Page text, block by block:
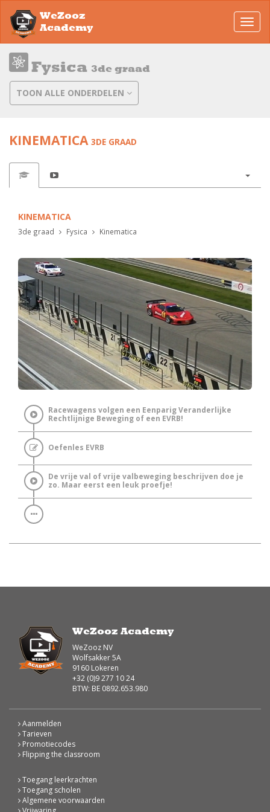
WeZooz
Academy
Fysica 3de graad
TOON ALLE ONDERDELEN
KINEMATICA 3DE GRAAD
KINEMATICA
3de graad Fysica Kinematica
Racewagens volgen een Eenparig Veranderlijke
Rechtlijnige Beweging of een EVRB!
Oefenles EVRB
De vrije val of vrije valbeweging beschrijven doe je
zo. Maar eerst een leuk proefje!
WeZooz Academy
WeZooz NV
Wolfsakker 5A
9160 Lokeren
+32 (0)9 277 10 24
BTW: BE 0892.653.980
Aanmelden
Tarieven
Promotiecodes
Flipping the classroom
Toegang leerkrachten
Toegang scholen
Algemene voorwaarden